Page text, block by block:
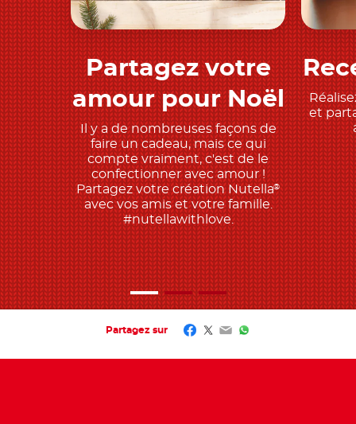
Découvrez
Partagez votre
amour pour Noël
Il y a de nombreuses façons de
faire un cadeau, mais ce qui
compte vraiment, c'est de le
confectionner avec amour !
Partagez votre création Nutella®
avec vos amis et votre famille.
#nutellawithlove.
et
Partagez sur Facebook
Twitter
EmailWhatsApp